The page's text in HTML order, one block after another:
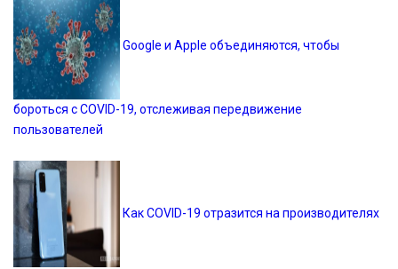
Google и Apple объединяются, чтобы
бороться с COVID-19, отслеживая передвижение
пользователей
Как COVID-19 отразится на производителях